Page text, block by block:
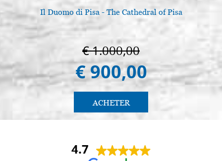
Il Duomo di Pisa - The Cathedral of Pisa
€ 1.000,00
€ 900,00
ACHETER
4.7